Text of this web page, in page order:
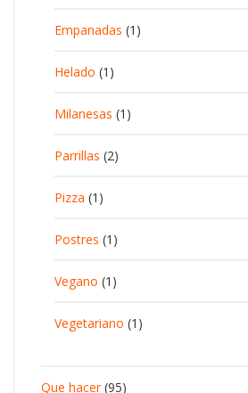
Empanadas (1)
Helado (1)
Milanesas (1)
Parrillas (2)
Pizza (1)
Postres (1)
Vegano (1)
Vegetariano (1)
Que hacer(95)